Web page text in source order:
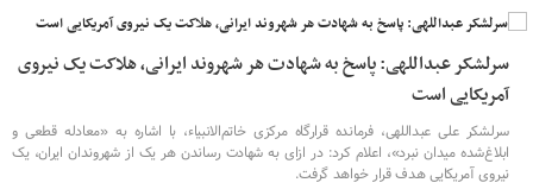
سرلشکر عبداللهی: پاسخ به شهادت هر شهروند ایرانی، هلاکت یک نیروی
آمریکایی است
سرلشکر علی عبداللهی، فرمانده قرارگاه مرکزی خاتم‌الانبیاء، با اشاره به «معادله قطعی و
ابلاغ‌شده میدان نبرد»، اعلام کرد: در ازای به شهادت رساندن هر یک از شهروندان ایران، یک
نیروی آمریکایی هدف قرار خواهد گرفت.